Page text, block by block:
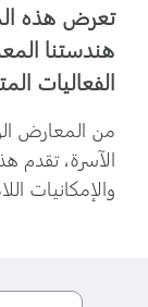
تعرض هذه
هندستنا
الفعاليات
من المعارض
الآسرة، تقدم
والإمكانيات